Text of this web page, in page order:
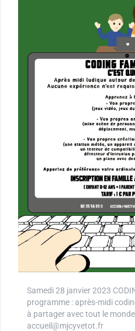
Samedi 28 janvier 2023
programme : après-midi
à partager avec tout le
accueil@mjcyvetot.fr